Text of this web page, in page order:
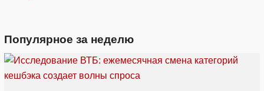
Популярное за неделю